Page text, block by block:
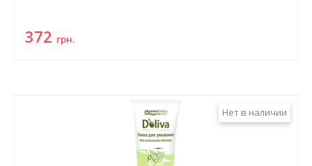
372 грн.
Нет в наличии